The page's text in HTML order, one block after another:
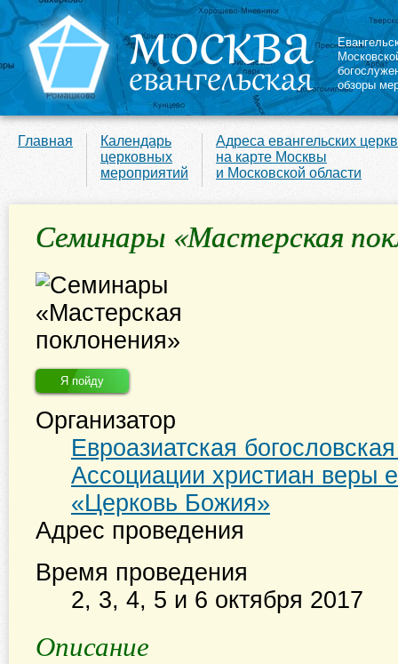
обзоры
Главная
Календарь
церковных
мероприятий
Адреса евангельских
на карте Москвы
и Московской области
Семинары «Мастерская
Я пойду
Организатор
Евроазиатская
Ассоциации христиан веры
«Церковь Божия»
Адрес проведения
Время проведения
2, 3, 4, 5 и 6 октября 2017
Описание